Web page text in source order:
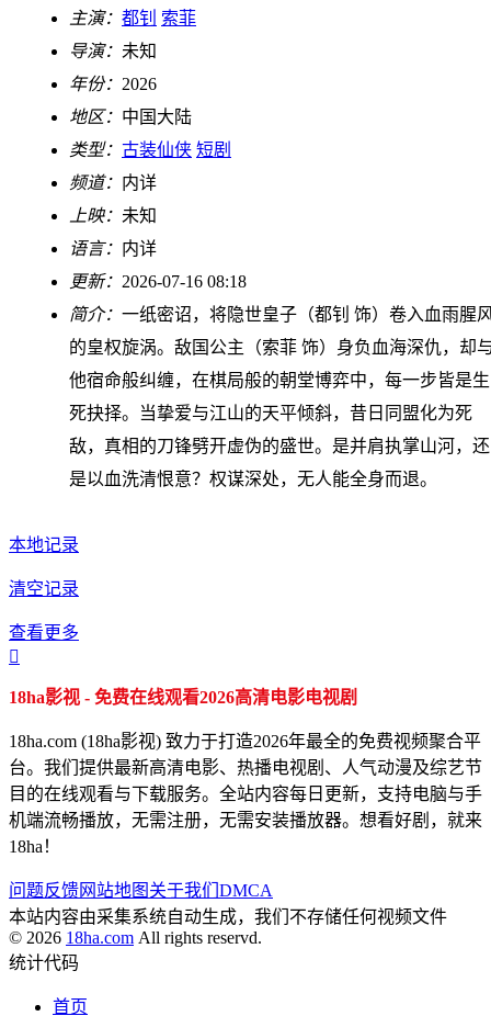
主演： 都钊 索菲
导演： 未知
年份： 2026
地区： 中国大陆
类型： 古装仙侠 短剧
频道： 内详
上映： 未知
语言： 内详
更新： 2026-07-16 08:18
简介： 一纸密诏，将隐世皇子（都钊 饰）卷入血雨腥
的皇权旋涡。敌国公主（索菲 饰）身负血海深仇，却
他宿命般纠缠，在棋局般的朝堂博弈中，每一步皆是生
死抉择。当挚爱与江山的天平倾斜，昔日同盟化为死
敌，真相的刀锋劈开虚伪的盛世。是并肩执掌山河，还
是以血洗清恨意？权谋深处，无人能全身而退。
本地记录
清空记录
查看更多

18ha影视 - 免费在线观看2026高清电影电视剧
18ha.com (18ha影视) 致力于打造2026年最全的免费视频聚合平
台。我们提供最新高清电影、热播电视剧、人气动漫及综艺节
目的在线观看与下载服务。全站内容每日更新，支持电脑与手
机端流畅播放，无需注册，无需安装播放器。想看好剧，就来
18ha！
问题反馈网站地图 关于我们 DMCA
本站内容由采集系统自动生成，我们不存储任何视频文件
© 2026 18ha.com All rights reservd.
统计代码
首页